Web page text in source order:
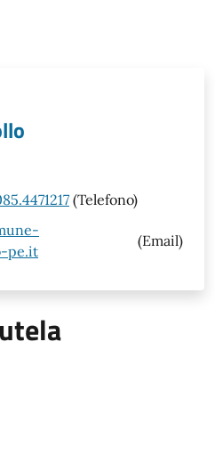
(Telefono)
pe.it
(Email)